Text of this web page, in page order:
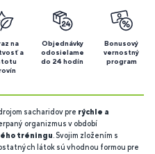
na
a
Objednávky
odosielame
do 24 hodín
Bonusový
vernostný
program
sacharidov pre rýchle a
organizmus v období
tréningu . Svojim zložením s
látok sú vhodnou formou pre